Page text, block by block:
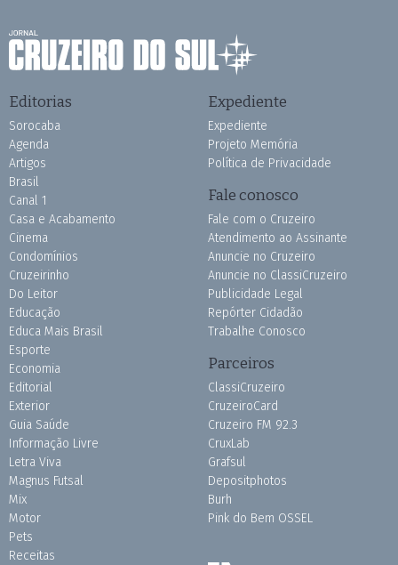
Editorias
Sorocaba
Agenda
Artigos
Brasil
Canal 1
Casa e Acabamento
Cinema
Condomínios
Cruzeirinho
Do Leitor
Educação
Educa Mais Brasil
Esporte
Economia
Editorial
Exterior
Guia Saúde
Informação Livre
Letra Viva
Magnus Futsal
Mix
Motor
Pets
Receitas
Expediente
Expediente
Projeto Memória
Política de Privacidade
Fale conosco
Fale com o Cruzeiro
Atendimento ao Assinante
Anuncie no Cruzeiro
Anuncie no ClassiCruzeiro
Publicidade Legal
Repórter Cidadão
Trabalhe Conosco
Parceiros
ClassiCruzeiro
CruzeiroCard
Cruzeiro FM 92.3
CruxLab
Grafsul
Depositphotos
Burh
Pink do Bem OSSEL